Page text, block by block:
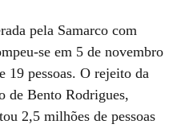
pela Samarco com
se em 5 de novembro
19 pessoas. O rejeito da
de Bento Rodrigues,
2,5 milhões de pessoas